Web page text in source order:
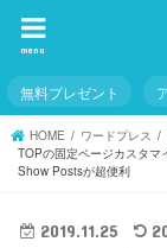
menu
無料プレゼント
HOME ワードプレス
TOPの固定ページカスタマ
Show Postsが超便利
2019.11.25